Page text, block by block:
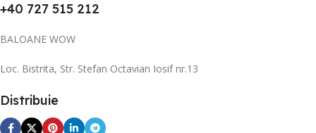
+40 727 515 212
BALOANE WOW
Loc. Bistrita, Str. Stefan Octavian Iosif nr.13
Distribuie